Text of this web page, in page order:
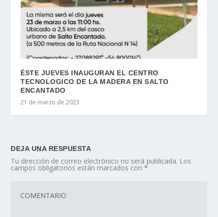
ÉSTE JUEVES INAUGURAN EL CENTRO
TECNOLOGICO DE LA MADERA EN SALTO
ENCANTADO
21 de marzo de 2023
DEJA UNA RESPUESTA
Tu dirección de correo electrónico no será publicada. Los
campos obligatorios están marcados con*